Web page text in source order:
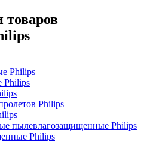
товаров
Philips
Philips
Philips
пылевлагозащищенные Philips
Philips